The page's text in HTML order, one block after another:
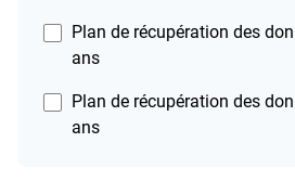
Plan de récupération des
ans
Plan de récupération des
ans